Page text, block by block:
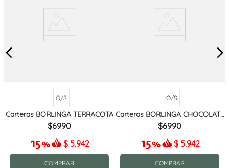
O/S
Carteras BORLINGA TERRACOTA
6990
$ 5.942
COMPRAR
O/S
Carteras BORLINGA CHOCOLATE
MIX
6990
$ 5.942
COMPRAR